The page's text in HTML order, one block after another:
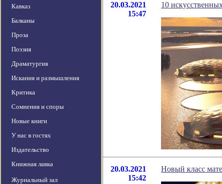
Кавказ
Балканы
Проза
Поэзия
Драматургия
Искания и размышления
Критика
Сомнения и споры
Новые книги
У нас в гостях
Издательство
Книжная лавка
Журнальный зал
20.03.2021
15:47
10
20.03.2021
15:42
Новый класс